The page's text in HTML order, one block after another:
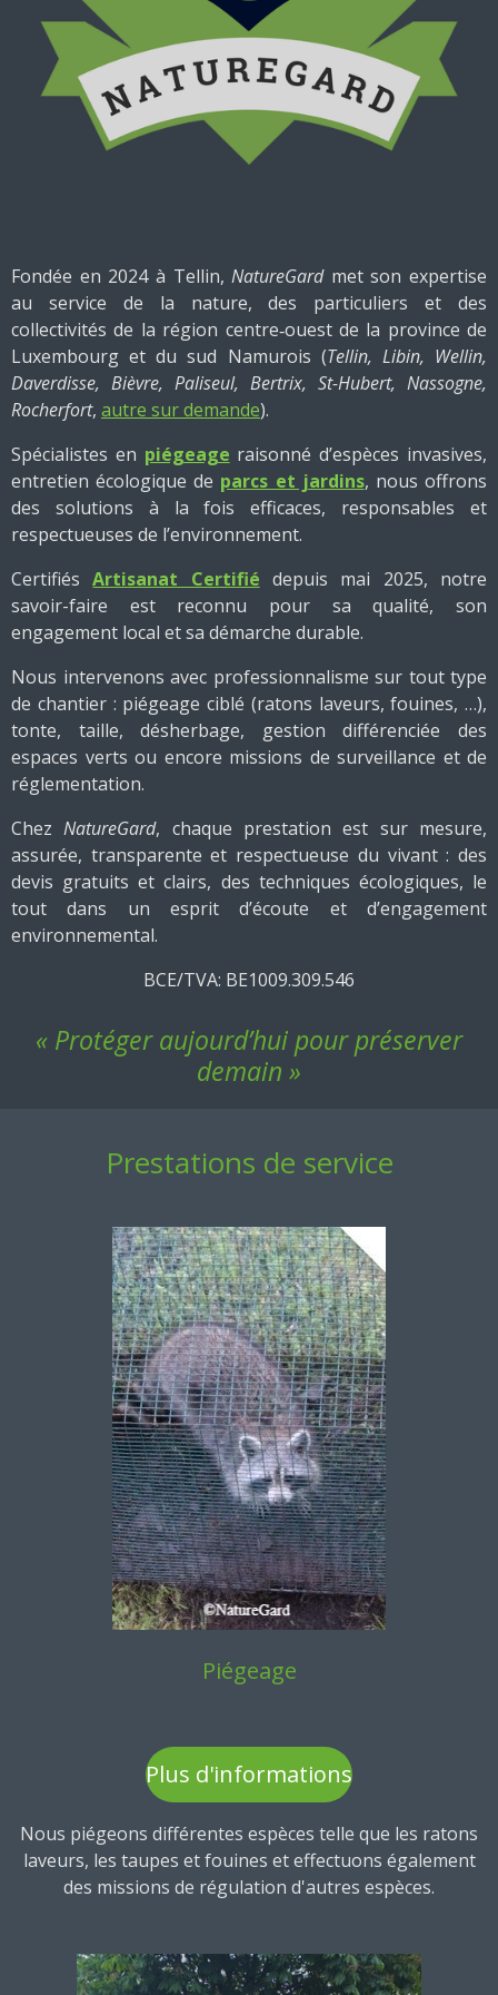
Fondée en 2024 à Tellin,NatureGardmet son expertise
au service de la nature, des particuliers et des
collectivités de la région centre‑ouest de la province de
Luxembourg et du sud Namurois (Tellin, Libin, Wellin,
Daverdisse, Bièvre, Paliseul, Bertrix, St-Hubert, Nassogne,
Rocherfort, autre sur demande).
Spécialistes en piégeage raisonné d’espèces invasives,
entretien écologique de parcs et jardins, nous offrons
des solutions à la fois efficaces, responsables et
respectueuses de l’environnement.
CertifiésArtisanat Certifié depuis mai 2025, notre
savoir-faire est reconnu pour sa qualité, son
engagement local et sa démarche durable.
Nous intervenons avec professionnalisme sur tout type
de chantier : piégeage ciblé (ratons laveurs, fouines, …),
tonte, taille, désherbage, gestion différenciée des
espaces verts ou encore missions de surveillance et de
réglementation.
ChezNatureGard, chaque prestation est sur mesure,
assurée, transparente et respectueuse du vivant : des
devis gratuits et clairs, des techniques écologiques, le
tout dans un esprit d’écoute et d’engagement
environnemental.
BCE/TVA: BE1009.309.546
« Protéger aujourd’hui pour préserver
demain »
Prestations de service
Piégeage
Plus d'informations
Nous piégeons différentes espèces telle que les ratons
laveurs, les taupes et fouines et effectuons également
des missions de régulation d'autres espèces.